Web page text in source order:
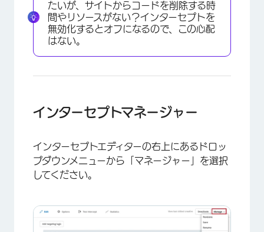
×
たいが、サイトからコードを削除する時
間やリソースがない？インターセプトを
無効化するとオフになるので、この心配
はない。
インターセプトマネージャー
インターセプトエディターの右上にあるドロッ
プダウンメニューから「マネージャー」を選択
してください。